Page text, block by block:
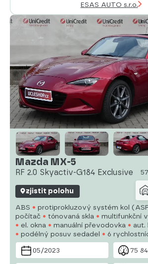
ESAS AUTO s.r.o.
Mazda MX-5
RF 2.0 Skyactiv-G184 Exclusive
zjistit polohu
ABS protiprokluzový systém kol
počítač
tónovaná skla multifunkční
el. okna
manuální převodovka
aut.
podélný posuv sedadel
6
klimatizace
autorádio potahy kůže
05/2023
75